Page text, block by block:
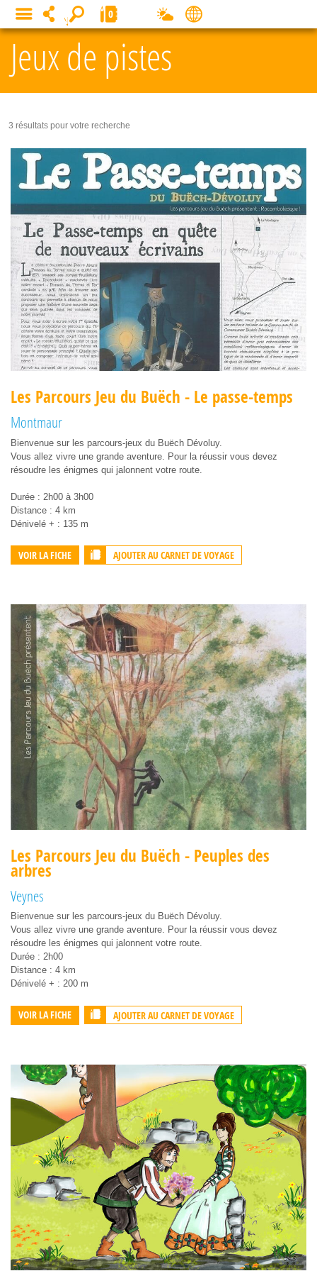
Jeux de pistes
3 résultats pour votre recherche
Les Parcours Jeu du Buëch - Le passe-temps
Montmaur
Bienvenue sur les parcours-jeux du Buëch Dévoluy.
Vous allez vivre une grande aventure. Pour la réussir vous devez
résoudre les énigmes qui jalonnent votre route.
Durée : 2h00 à 3h00
Distance : 4 km
Dénivelé + : 135 m
VOIR LA FICHE AJOUTER AU CARNET DE VOYAGE
Les Parcours Jeu du Buëch - Peuples des
arbres
Veynes
Bienvenue sur les parcours-jeux du Buëch Dévoluy.
Vous allez vivre une grande aventure. Pour la réussir vous devez
résoudre les énigmes qui jalonnent votre route.
Durée : 2h00
Distance : 4 km
Dénivelé + : 200 m
VOIR LA FICHE AJOUTER AU CARNET DE VOYAGE
MENU 0
Panneau de gestion des cookies